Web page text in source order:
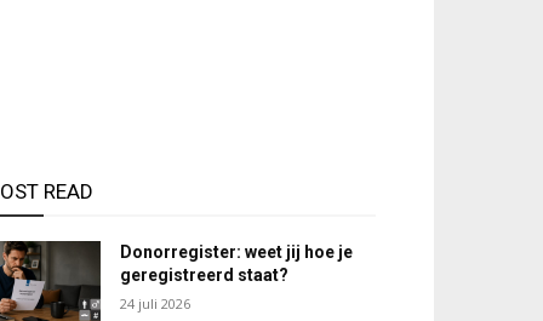
READ
Donorregister: weet jij hoe je
geregistreerd staat?
24 juli 2026